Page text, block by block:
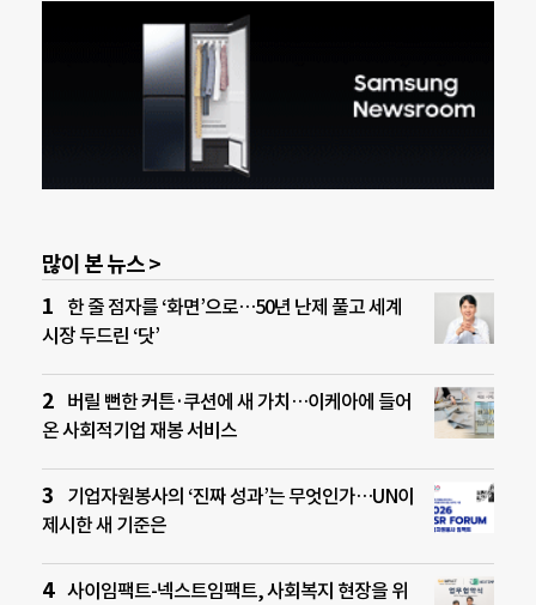
많이 본 뉴스 >
한 줄 점자를 ‘화면’으로…50년 난제 풀고 세계
시장 두드린 ‘닷’
버릴 뻔한 커튼·쿠션에 새 가치…이케아에 들어
온 사회적기업 재봉 서비스
기업자원봉사의 ‘진짜 성과’는 무엇인가…UN이
제시한 새 기준은
사이임팩트-넥스트임팩트, 사회복지 현장을 위